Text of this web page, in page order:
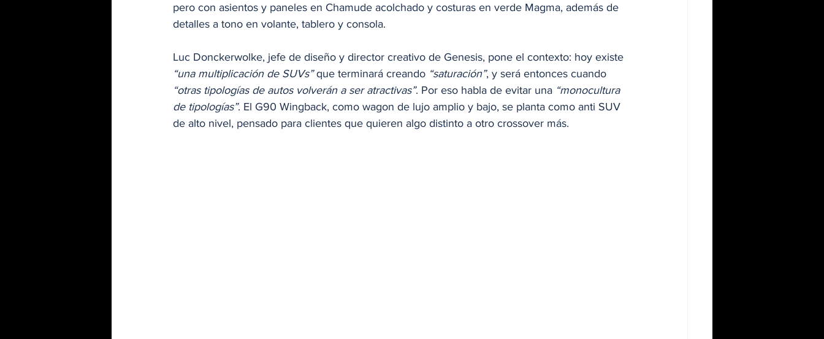
pero con asientos y paneles en Chamude acolchado y costuras en verde Magma, además de
detalles a tono en volante, tablero y consola.
Luc Donckerwolke, jefe de diseño y director creativo de Genesis, pone el contexto: hoy existe
“una multiplicación de SUVs” que terminará creando “saturación”, y será entonces cuando
“otras tipologías de autos volverán a ser atractivas”. Por eso habla de evitar una “monocultura
de tipologías”. El G90 Wingback, como wagon de lujo amplio y bajo, se planta como anti SUV
de alto nivel, pensado para clientes que quieren algo distinto a otro crossover más.